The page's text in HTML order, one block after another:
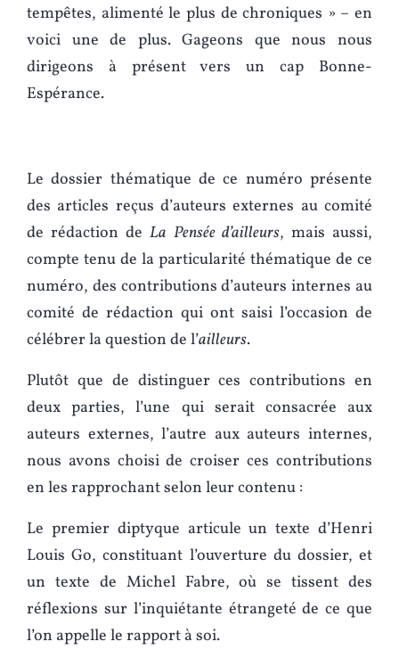
tempêtes, alimenté le plus de chroniques » – en
voici une de plus. Gageons que nous nous
dirigeons à présent vers un cap Bonne-
Espérance.
Le dossier thématique de ce numéro présente
des articles reçus d’auteurs externes au comité
de rédaction deLa Pensée d’ailleurs, mais aussi,
compte tenu de la particularité thématique de ce
numéro, des contributions d’auteurs internes au
comité de rédaction qui ont saisi l’occasion de
célébrer la question de l’ailleurs.
Plutôt que de distinguer ces contributions en
deux parties, l’une qui serait consacrée aux
auteurs externes, l’autre aux auteurs internes,
nous avons choisi de croiser ces contributions
en les rapprochant selon leur contenu :
Le premier diptyque articule un texte d’Henri
Louis Go, constituant l’ouverture du dossier, et
un texte de Michel Fabre, où se tissent des
réflexions sur l’inquiétante étrangeté de ce que
l’on appelle le rapport à soi.